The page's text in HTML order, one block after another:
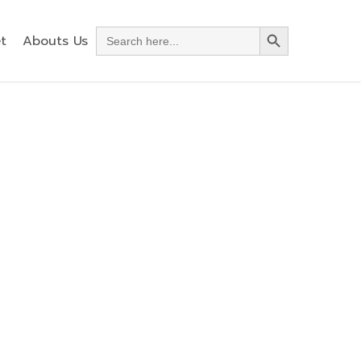
Abouts Us Search
for:
Search Button